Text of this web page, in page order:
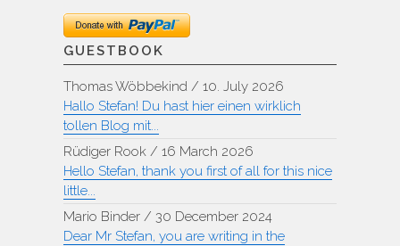
GUESTBOOK
Thomas Wöbbekind / 10. July 2026
Hallo Stefan! Du hast hier einen wirklich
tollen Blog mit...
Rüdiger Rook / 16 March 2026
Hello Stefan, thank you first of all for this nice
little...
Mario Binder / 30 December 2024
Dear Mr Stefan, you are writing in the